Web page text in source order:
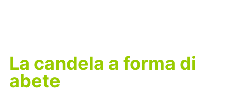
La candela a forma di
abete